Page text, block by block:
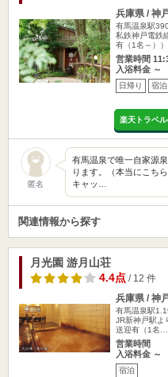
兵庫県 / 神
有馬温泉駅
私鉄神戸電鉄
有（1名～）
営業時間
入浴料金 ～
日帰り 宿泊
楽天トラベ
匿名
有馬温泉で唯一自家源
ります。（本当にこち
キャッ…
関連情報から探す
月光園 游月山荘
4.4点/ 12 件
兵庫県 / 神
有馬温泉駅
JR新神戸駅
送迎有（1名…
営業時間
入浴料金 ～
宿泊